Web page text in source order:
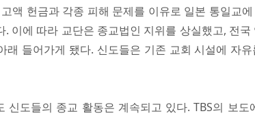
액 헌금과 각종 피해 문제를 이유로 일본 통일교에
. 이에 따라 교단은 종교법인 지위를 상실했고, 전
래 들어가게 됐다. 신도들은 기존 교회 시설에 자
신도들의 종교 활동은 계속되고 있다. TBS의 보도